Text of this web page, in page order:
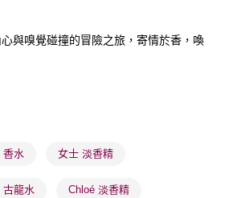
或以上免運費
，訂單將隨機分配至SF順豐速運或京東
與嗅覺碰撞的冒險之旅，寄情於香，喚
香水 女士 淡香精
古龍水 Chloé 淡香精